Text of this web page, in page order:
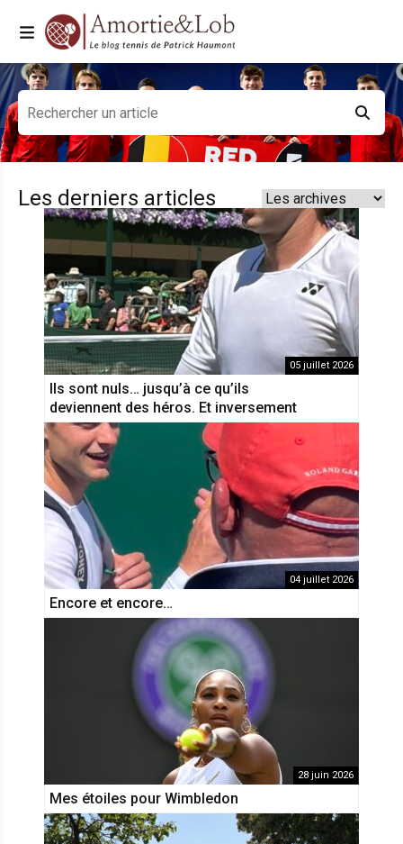
Les derniers articles
05 juillet 2026
Ils sont nuls… jusqu’à ce qu’ils
deviennent des héros. Et inversement
04 juillet 2026
Encore et encore…
28 juin 2026
Mes étoiles pour Wimbledon